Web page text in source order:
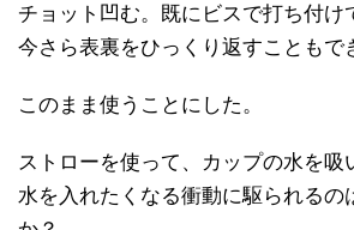
チョット凹む。既にビスで打ち付け
今さら表裏をひっくり返すこともで
このまま使うことにした。
ストローを使って、カップの水を吸
水を入れたくなる衝動に駆られるの